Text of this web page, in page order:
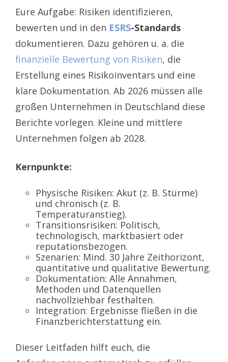
Eure Aufgabe: Risiken identifizieren,
bewerten und in den ESRS-Standards
dokumentieren. Dazu gehören u. a. die
finanzielle Bewertung von Risiken, die
Erstellung eines Risikoinventars und eine
klare Dokumentation. Ab 2026 müssen alle
großen Unternehmen in Deutschland diese
Berichte vorlegen. Kleine und mittlere
Unternehmen folgen ab 2028.
Kernpunkte:
Physische Risiken: Akut (z. B. Stürme)
und chronisch (z. B.
Temperaturanstieg).
Transitionsrisiken: Politisch,
technologisch, marktbasiert oder
reputationsbezogen.
Szenarien: Mind. 30 Jahre Zeithorizont,
quantitative und qualitative Bewertung.
Dokumentation: Alle Annahmen,
Methoden und Datenquellen
nachvollziehbar festhalten.
Integration: Ergebnisse fließen in die
Finanzberichterstattung ein.
Dieser Leitfaden hilft euch, die